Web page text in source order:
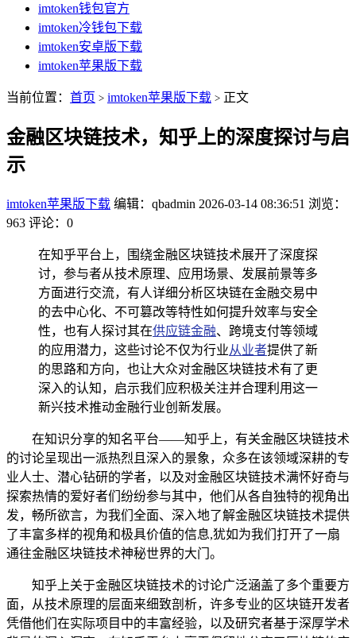
imtoken钱包官方
imtoken冷钱包下载
imtoken安卓版下载
imtoken苹果版下载
当前位置： 首页 > imtoken苹果版下载 > 正文
金融区块链技术，知乎上的深度探讨与启
示
imtoken苹果版下载 编辑：qbadmin 2026-03-14 08:36:51 浏览：
963 评论：0
在知乎平台上，围绕金融区块链技术展开了深度探
讨，参与者从技术原理、应用场景、发展前景等多
方面进行交流，有人详细分析区块链在金融交易中
的去中心化、不可篡改等特性如何提升效率与安全
性，也有人探讨其在供应链金融、跨境支付等领域
的应用潜力，这些讨论不仅为行业从业者提供了新
的思路和方向，也让大众对金融区块链技术有了更
深入的认知，启示我们应积极关注并合理利用这一
新兴技术推动金融行业创新发展。
在知识分享的知名平台——知乎上，有关金融区块链技术
的讨论呈现出一派热烈且深入的景象，众多在该领域深耕的专
业人士、潜心钻研的学者，以及对金融区块链技术满怀好奇与
探索热情的爱好者们纷纷参与其中，他们从各自独特的视角出
发，畅所欲言，为我们全面、深入地了解金融区块链技术提供
了丰富多样的视角和极具价值的信息,犹如为我们打开了一扇
通往金融区块链技术神秘世界的大门。
知乎上关于金融区块链技术的讨论广泛涵盖了多个重要方
面，从技术原理的层面来细致剖析，许多专业的区块链开发者
凭借他们在实际项目中的丰富经验，以及研究者基于深厚学术